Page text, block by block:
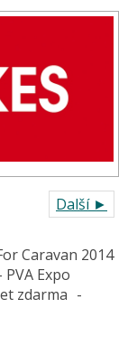
Další ►
Caravan 2014
Expo
zdarma -